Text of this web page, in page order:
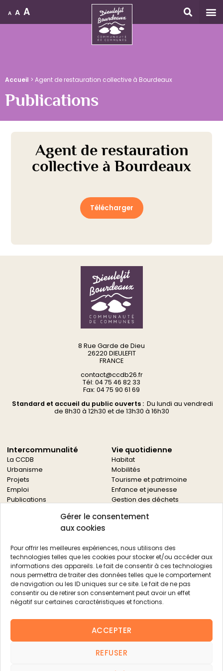
Gérer le consentement
aux cookies
Pour offrir les meilleures expériences, nous utilisons des
technologies telles que les cookies pour stocker et/ou accéder aux
informations des appareils. Le fait de consentir à ces technologies
nous permettra de traiter des données telles que le comportement
de navigation ou les ID uniques sur ce site. Le fait de ne pas
consentir ou de retirer son consentement peut avoir un effet
négatif sur certaines caractéristiques et fonctions.
ACCEPTER
REFUSER
A A A
Accueil > Agent de restauration collective à Bourdeaux
Publications
Télécharger
Agent de restauration
collective à Bourdeaux
8 Rue Garde de Dieu
26220 DIEULEFIT
FRANCE
contact@ccdb26.fr
Tél: 04 75 46 82 33
Fax: 04 75 90 61 69
Standard et accueil du public ouverts :Du lundi au vendredi
de 8h30 à 12h30 et de 13h30 à 16h30
Intercommunalité
La CCDB
Urbanisme
Projets
Emploi
Publications
Vie quotidienne
Habitat
Mobilités
Tourisme et patrimoine
Enfance et jeunesse
Gestion des déchets
Culture
Autres services
Économie locale
Agriculture
Filière bois
Environnement
Aides aux entreprises
Aides aux associations
Actualités
FAQ